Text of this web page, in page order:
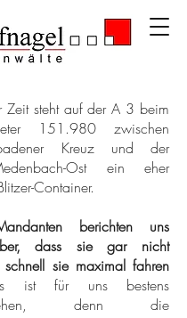
Zeit steht auf der A 3 beim
151.980 zwischen
Kreuz und der
Ost ein eher
Container.
berichten uns
dass sie gar nicht
sie maximal fahren
ist für uns bestens
denn die